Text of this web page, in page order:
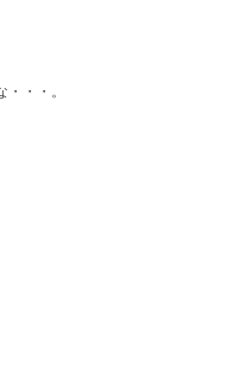
・・。